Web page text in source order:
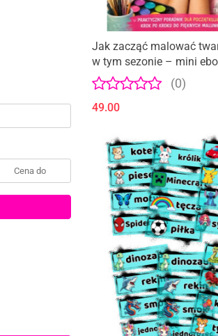
Jak zacząć malować
w tym sezonie – mini
tutoriali dla
(0)
49.00